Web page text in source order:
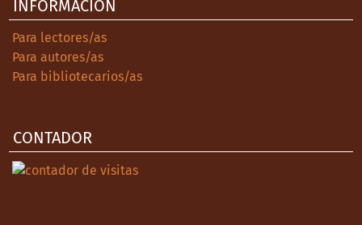
INFORMACIÓN
Para lectores/as
Para autores/as
Para bibliotecarios/as
CONTADOR